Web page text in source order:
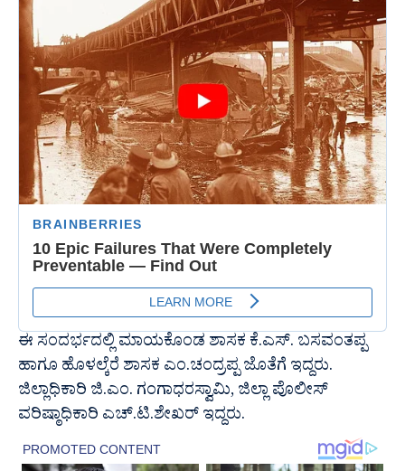
ಈ ಸಂದರ್ಭದಲ್ಲಿ ಮಾಯಕೊಂಡ ಶಾಸಕ ಕೆ.ಎಸ್. ಬಸವಂತಪ್ಪ
ಹಾಗೂ ಹೊಳಲ್ಕೆರೆ ಶಾಸಕ ಎಂ.ಚಂದ್ರಪ್ಪ ಜೊತೆಗೆ ಇದ್ದರು.
ಜಿಲ್ಲಾಧಿಕಾರಿ ಜಿ.ಎಂ. ಗಂಗಾಧರಸ್ವಾಮಿ, ಜಿಲ್ಲಾ ಪೊಲೀಸ್
ವರಿಷ್ಠಾಧಿಕಾರಿ ಎಚ್.ಟಿ.ಶೇಖರ್ ಇದ್ದರು.